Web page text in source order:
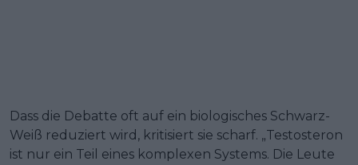
Dass die Debatte oft auf ein biologisches Schwarz-
Weiß reduziert wird, kritisiert sie scharf. „Testosteron
ist nur ein Teil eines komplexen Systems. Die Leute